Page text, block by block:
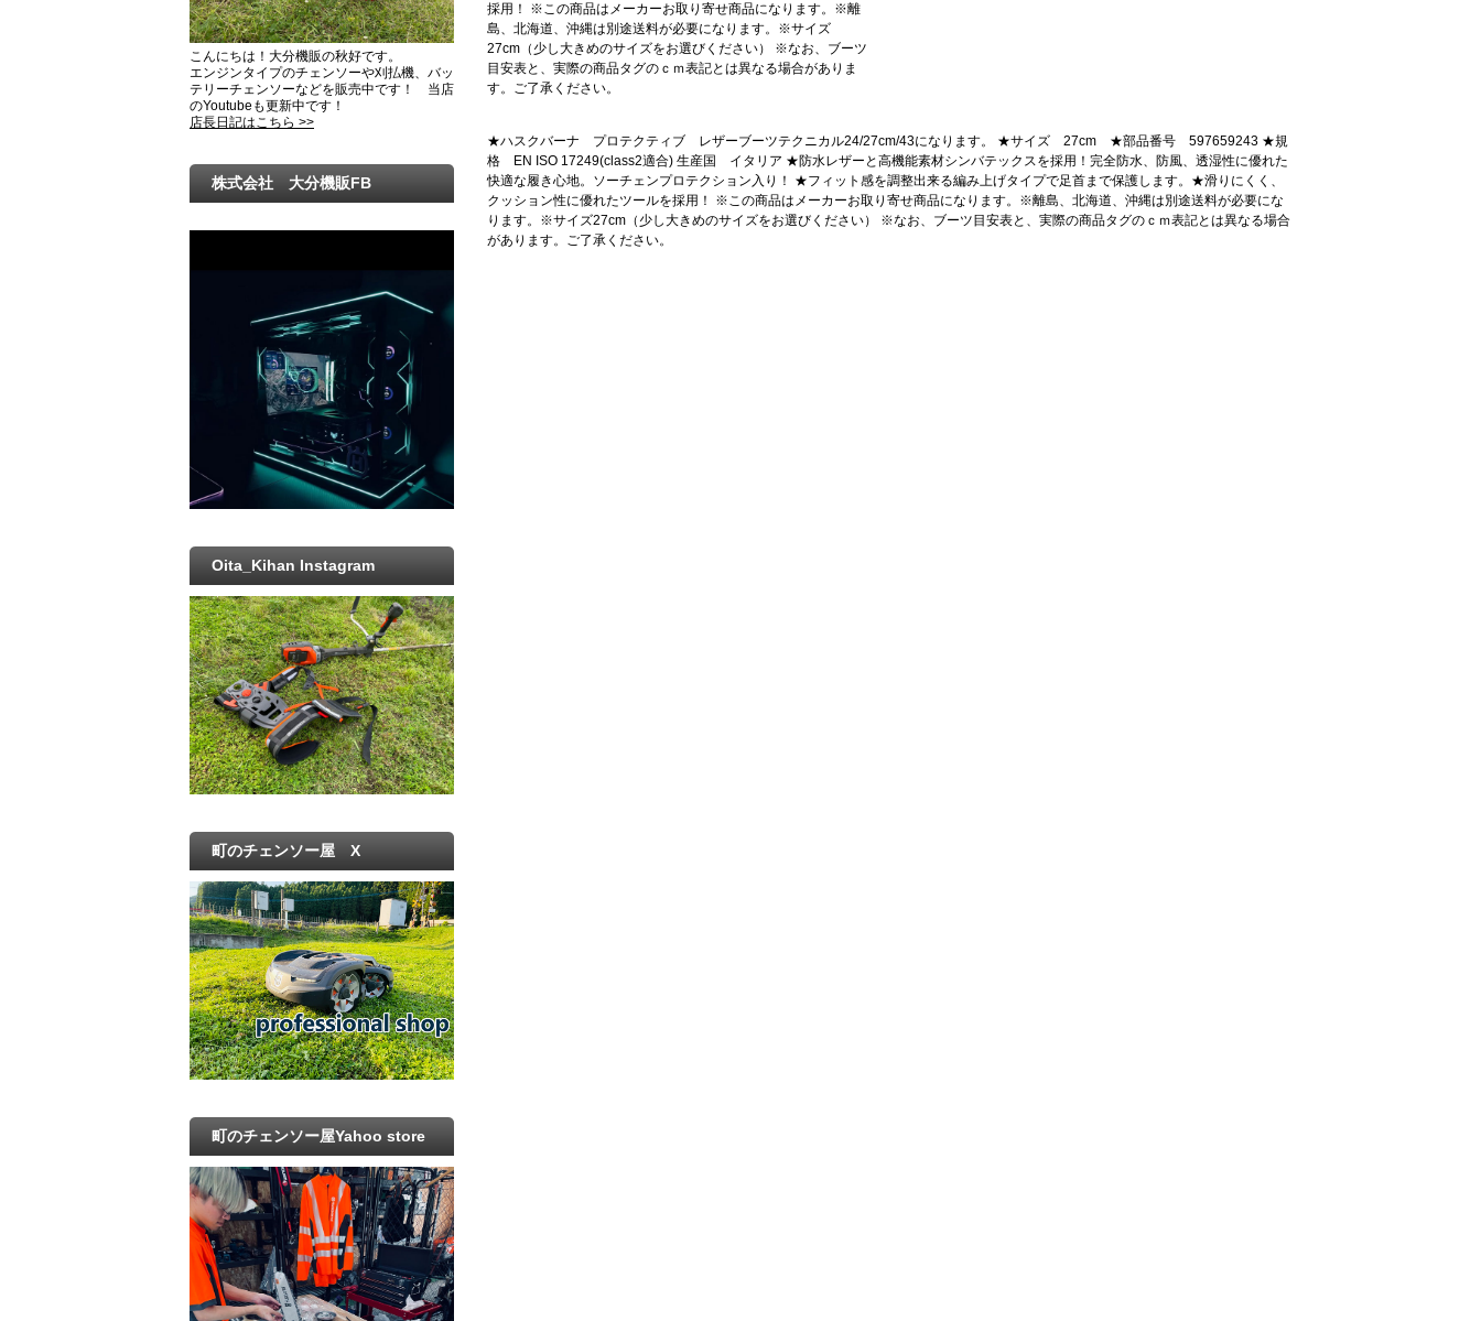
採用！ ※この商品はメーカーお取り寄せ商品になります。※離
島、北海道、沖縄は別途送料が必要になります。※サイズ
27cm（少し大きめのサイズをお選びください） ※なお、ブーツ
目安表と、実際の商品タグのｃｍ表記とは異なる場合がありま
す。ご了承ください。
★ハスクバーナ プロテクティブ レザーブーツテクニカル24/27cm/43になります。 ★サイズ 27cm ★部品番号 597659243 ★規
格 EN ISO 17249(class2適合) 生産国 イタリア ★防水レザーと高機能素材シンバテックスを採用！完全防水、防風、透湿性に優れた
快適な履き心地。ソーチェンプロテクション入り！ ★フィット感を調整出来る編み上げタイプで足首まで保護します。★滑りにくく、
クッション性に優れたツールを採用！ ※この商品はメーカーお取り寄せ商品になります。※離島、北海道、沖縄は別途送料が必要にな
ります。※サイズ27cm（少し大きめのサイズをお選びください） ※なお、ブーツ目安表と、実際の商品タグのｃｍ表記とは異なる場合
があります。ご了承ください。
こんにちは！大分機販の秋好です。
エンジンタイプのチェンソーや刈払機、バッ
テリーチェンソーなどを販売中です！ 当店
のYoutubeも更新中です！
店長日記はこちら >>
株式会社 大分機販FB
Oita_Kihan Instagram
町のチェンソー屋 X
町のチェンソー屋Yahoo store